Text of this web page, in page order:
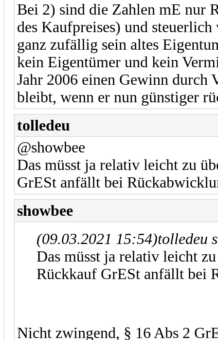
Bei 2) sind die Zahlen mE nur
des Kaufpreises) und
ganz zufällig sein altes
kein Eigentümer und kein
Jahr 2006 einen Gewinn durch
bleibt, wenn er nun günstiger
tolledeu
@showbee
Das müsst ja relativ leicht zu
GrESt anfällt bei
showbee
(09.03.2021 15:54)tolledeu
Das müsst ja relativ leicht
Rückkauf GrESt anfällt bei
Nicht zwingend, § 16 Abs 2